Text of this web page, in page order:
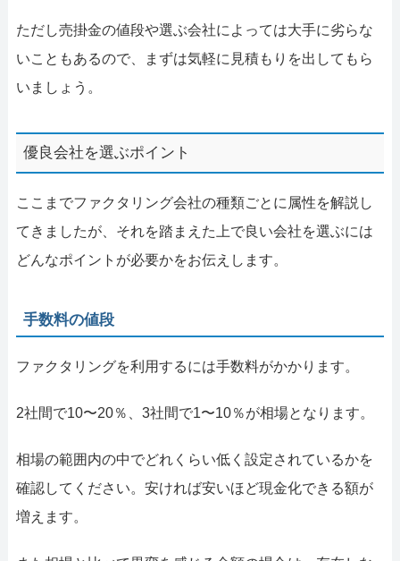
ただし売掛金の値段や選ぶ会社によっては大手に劣らな
いこともあるので、まずは気軽に見積もりを出してもら
いましょう。
優良会社を選ぶポイント
ここまでファクタリング会社の種類ごとに属性を解説し
てきましたが、それを踏まえた上で良い会社を選ぶには
どんなポイントが必要かをお伝えします。
手数料の値段
ファクタリングを利用するには手数料がかかります。
2社間で10〜20％、3社間で1〜10％が相場となります。
相場の範囲内の中でどれくらい低く設定されているかを
確認してください。安ければ安いほど現金化できる額が
増えます。